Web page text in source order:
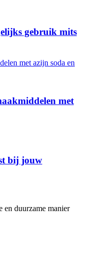
gebruik mits
met
bij jouw
en duurzame manier